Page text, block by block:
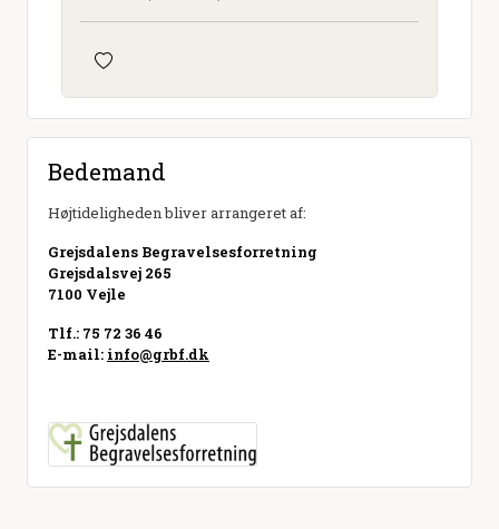
Bedemand
Højtideligheden bliver arrangeret af:
Grejsdalens Begravelsesforretning
Grejsdalsvej 265
7100 Vejle
Tlf.: 75 72 36 46
E-mail: info@grbf.dk